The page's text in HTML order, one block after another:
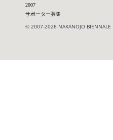
2007
サポーター募集
© 2007-2026 NAKANOJO BIENNALE